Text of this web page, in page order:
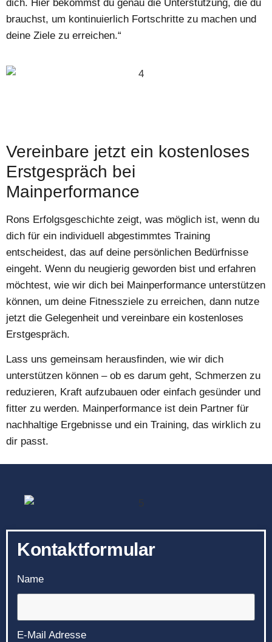
dich. Hier bekommst du genau die Unterstützung, die du
brauchst, um kontinuierlich Fortschritte zu machen und
deine Ziele zu erreichen.“
Vereinbare jetzt ein kostenloses
Erstgespräch bei
Mainperformance
Rons Erfolgsgeschichte zeigt, was möglich ist, wenn du
dich für ein individuell abgestimmtes Training
entscheidest, das auf deine persönlichen Bedürfnisse
eingeht. Wenn du neugierig geworden bist und erfahren
möchtest, wie wir dich bei Mainperformance unterstützen
können, um deine Fitnessziele zu erreichen, dann nutze
jetzt die Gelegenheit und vereinbare ein kostenloses
Erstgespräch.
Lass uns gemeinsam herausfinden, wie wir dich
unterstützen können – ob es darum geht, Schmerzen zu
reduzieren, Kraft aufzubauen oder einfach gesünder und
fitter zu werden. Mainperformance ist dein Partner für
nachhaltige Ergebnisse und ein Training, das wirklich zu
dir passt.
Kontaktformular
Name
E-Mail Adresse